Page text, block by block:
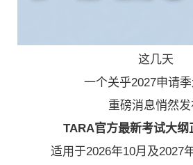
这几天
一个关乎2027申请
重磅消息悄然发
TARA官方最新考试大纲
适用于2026年10月及2027